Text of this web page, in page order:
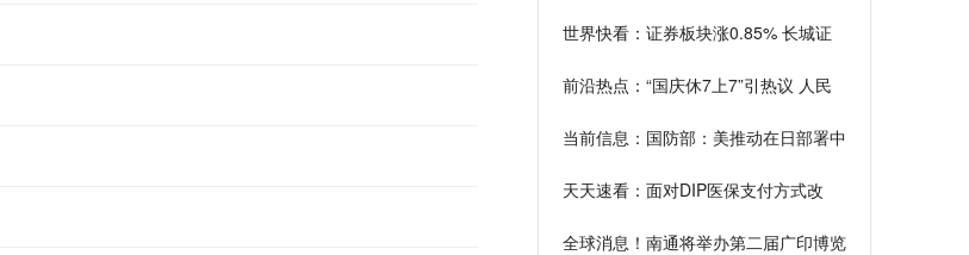
世界快看：证券板块涨0.85% 长城证
前沿热点：“国庆休7上7”引热议 人民
当前信息：国防部：美推动在日部署中
天天速看：面对DIP医保支付方式改
全球消息！南通将举办第二届广印博览